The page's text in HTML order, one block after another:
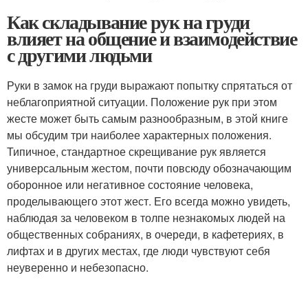
Как складывание рук на груди
влияет на общение и взаимодействие
с другими людьми
Руки в замок на груди выражают попытку спрятаться от
неблагоприятной ситуации. Положение рук при этом
жесте может быть самым разнообразным, в этой книге
мы обсудим три наиболее характерных положения.
Типичное, стандартное скрещивание рук является
универсальным жестом, почти повсюду обозначающим
оборонное или негативное состояние человека,
проделывающего этот жест. Его всегда можно увидеть,
наблюдая за человеком в толпе незнакомых людей на
общественных собраниях, в очереди, в кафетериях, в
лифтах и в других местах, где люди чувствуют себя
неуверенно и небезопасно.